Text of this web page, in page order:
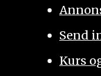
Send
Kurs